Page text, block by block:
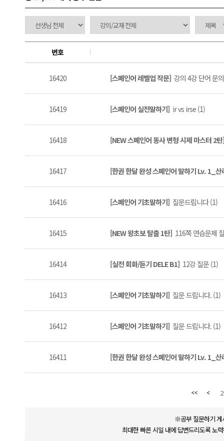
번호
16420 [스페인어 레벨업 작문] 강의 4강 단어 문
16419 [스페인어 실전말하기] ir vs irse (1)
16418 [NEW 스페인어 동사 변형 시제 마스터 2
16417 [한권 한달 완성 스페인어 말하기 Lv. 1_
16416 [스페인어 기초말하기] 질문드립니다 (1)
16415 [NEW 왕초보 탈출 1탄] 116쪽 연습문제
16414 [실전 회화/듣기 DELE B1] 12강 질문 (1)
16413 [스페인어 기초말하기] 질문 드립니다. (1)
16412 [스페인어 기초말하기] 질문 드립니다. (1)
16411 [한권 한달 완성 스페인어 말하기 Lv. 1_
※공부 질문하기 게
최대한 빠른 시일 내에 답변드리도록 노